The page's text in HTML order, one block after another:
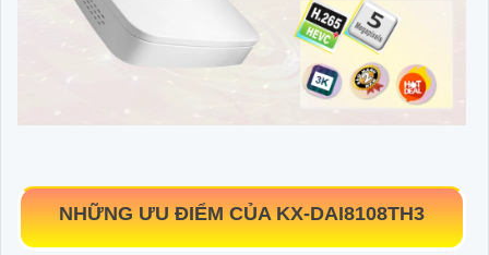
NHỮNG ƯU ĐIỂM CỦAKX-DAI8108TH3